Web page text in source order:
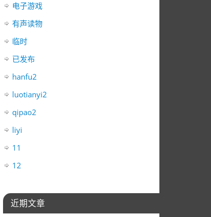
电子游戏
有声读物
临时
已发布
hanfu2
luotianyi2
qipao2
liyi
11
12
近期文章